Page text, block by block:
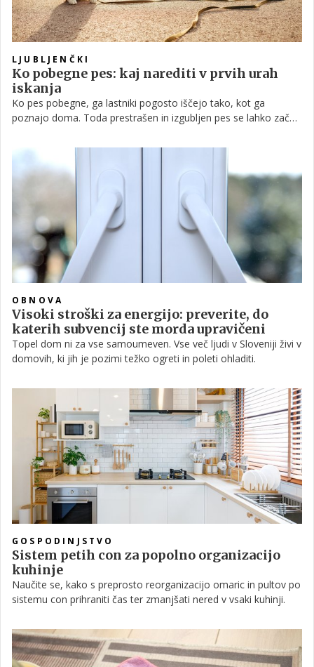
LJUBLJENČKI
Ko pobegne pes: kaj narediti v prvih urah
iskanja
Ko pes pobegne, ga lastniki pogosto iščejo tako, kot ga
poznajo doma. Toda prestrašen in izgubljen pes se lahko začne
vedenja živali, pravilna prva reakcija in izkušnje ljudi, ki vedo,
kako slediti njegovim korakom.
OBNOVA
Visoki stroški za energijo: preverite, do
katerih subvencij ste morda upravičeni
Topel dom ni za vse samoumeven. Vse več ljudi v Sloveniji živi v
domovih, ki jih je pozimi težko ogreti in poleti ohladiti.
GOSPODINJSTVO
Sistem petih con za popolno organizacijo
kuhinje
Naučite se, kako s preprosto reorganizacijo omaric in pultov po
sistemu con prihraniti čas ter zmanjšati nered v vsaki kuhinji.